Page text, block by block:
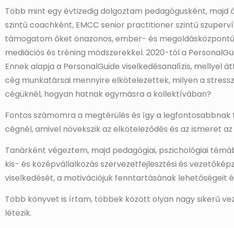
Több mint egy évtizedig dolgoztam pedagógusként,
szintű coachként, EMCC senior practitioner szintű
támogatom őket önazonos, ember- és
mediációs és tréning módszerekkel. 2020-tól a
Ennek alapja a PersonalGuide viselkedésanalízis, mellyel
cég munkatársai mennyire elkötelezettek, milyen a
cégüknél, hogyan hatnak egymásra a kollektívában?
Fontos számomra a megtérülés és így a
cégnél, amivel növekszik az elköteleződés és az ismeret
Tanárként végeztem, majd pedagógiai, pszichológiai
kis- és középvállalkozás szervezetfejlesztési és
viselkedését, a motivációjuk fenntartásának lehetőségeit
Több könyvet is írtam, többek között olyan nagy sikerű
létezik.